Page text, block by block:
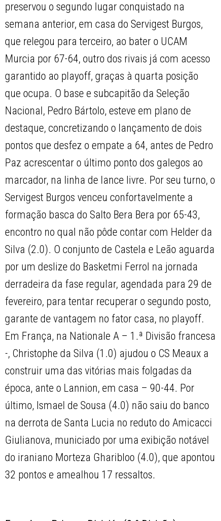
preservou o segundo lugar conquistado na
semana anterior, em casa do Servigest Burgos,
que relegou para terceiro, ao bater o UCAM
Murcia por 67-64, outro dos rivais já com acesso
garantido ao playoff, graças à quarta posição
que ocupa. O base e subcapitão da Seleção
Nacional, Pedro Bártolo, esteve em plano de
destaque, concretizando o lançamento de dois
pontos que desfez o empate a 64, antes de Pedro
Paz acrescentar o último ponto dos galegos ao
marcador, na linha de lance livre. Por seu turno, o
Servigest Burgos venceu confortavelmente a
formação basca do Salto Bera Bera por 65-43,
encontro no qual não pôde contar com Helder da
Silva (2.0). O conjunto de Castela e Leão aguarda
por um deslize do Basketmi Ferrol na jornada
derradeira da fase regular, agendada para 29 de
fevereiro, para tentar recuperar o segundo posto,
garante de vantagem no fator casa, no playoff.
Em França, na Nationale A – 1.ª Divisão francesa
-, Christophe da Silva (1.0) ajudou o CS Meaux a
construir uma das vitórias mais folgadas da
época, ante o Lannion, em casa – 90-44. Por
último, Ismael de Sousa (4.0) não saiu do banco
na derrota de Santa Lucia no reduto do Amicacci
Giulianova, municiado por uma exibição notável
do iraniano Morteza Gharibloo (4.0), que apontou
32 pontos e amealhou 17 ressaltos.